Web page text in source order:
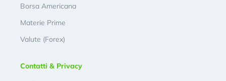
Borsa Americana
Materie Prime
Valute (Forex)
Contatti & Privacy